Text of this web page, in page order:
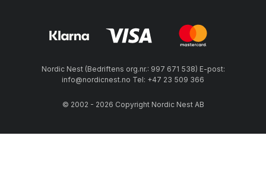
Nordic Nest (Bedriftens org.nr.: 997 671 538) E-post:
info@nordicnest.no Tel: +47 23 509 366
© 2002 - 2026 Copyright Nordic Nest AB